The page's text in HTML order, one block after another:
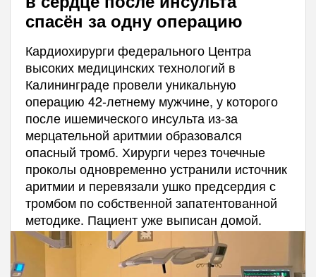
спасён за одну операцию
Кардиохирурги федерального Центра
высоких медицинских технологий в
Калининграде провели уникальную
операцию 42-летнему мужчине, у которого
после ишемического инсульта из-за
мерцательной аритмии образовался
опасный тромб. Хирурги через точечные
проколы одновременно устранили источник
аритмии и перевязали ушко предсердия с
тромбом по собственной запатентованной
методике. Пациент уже выписан домой.